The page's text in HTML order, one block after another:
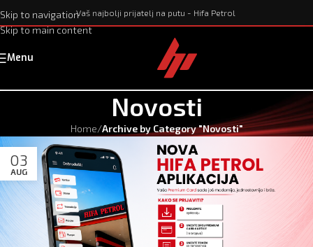
Skip to navigation
Skip to main content
Vaš najbolji prijatelj na putu - Hifa Petrol
Menu
Novosti
Home/Archive by Category "Novosti"
03
AUG